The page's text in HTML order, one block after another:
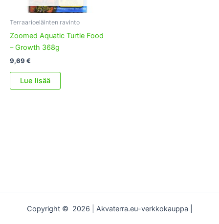
Terraarioeläinten ravinto
Zoomed Aquatic Turtle Food
– Growth 368g
9,69 €
Lue lisää
Copyright © 2026 | Akvaterra.eu-verkkokauppa |